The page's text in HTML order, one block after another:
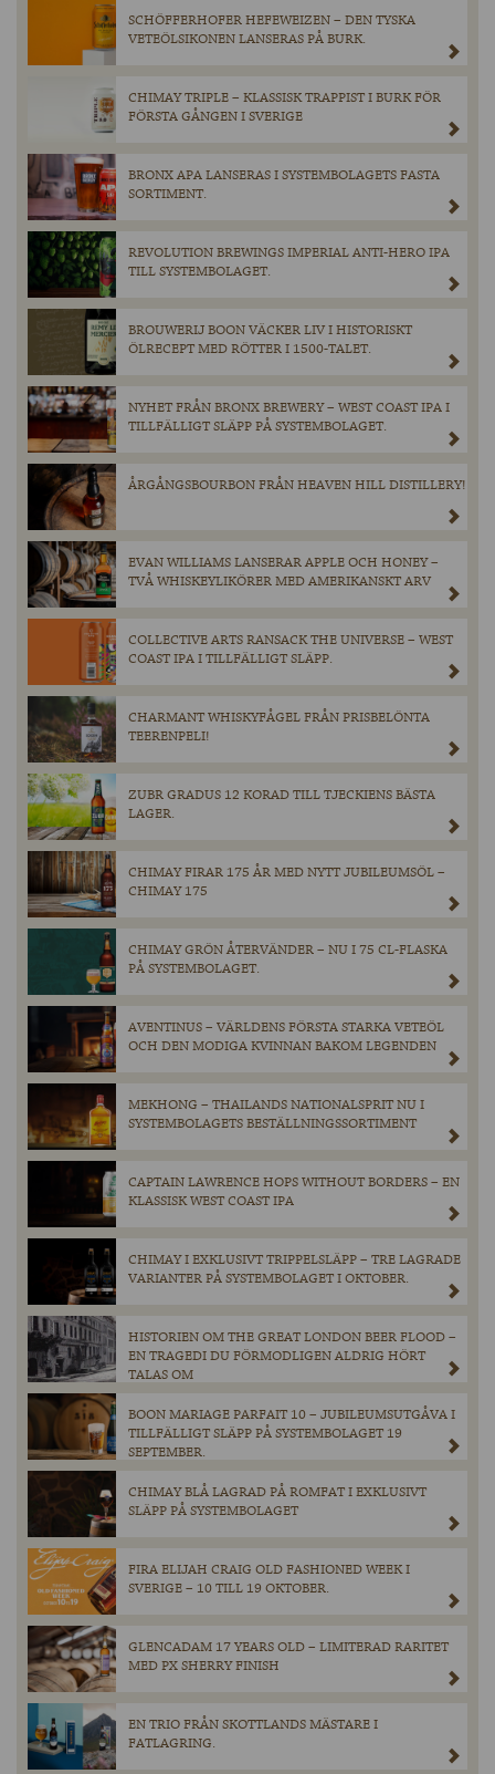
SCHÖFFERHOFER HEFEWEIZEN – DEN TYSKA
VETEÖLSIKONEN LANSERAS PÅ BURK.
CHIMAY TRIPLE – KLASSISK TRAPPIST I BURK FÖR
FÖRSTA GÅNGEN I SVERIGE
BRONX APA LANSERAS I SYSTEMBOLAGETS FASTA
SORTIMENT.
REVOLUTION BREWINGS IMPERIAL ANTI-HERO IPA
TILL SYSTEMBOLAGET.
BROUWERIJ BOON VÄCKER LIV I HISTORISKT
ÖLRECEPT MED RÖTTER I 1500-TALET.
NYHET FRÅN BRONX BREWERY – WEST COAST IPA I
TILLFÄLLIGT SLÄPP PÅ SYSTEMBOLAGET.
ÅRGÅNGSBOURBON FRÅN HEAVEN HILL DISTILLERY!
EVAN WILLIAMS LANSERAR APPLE OCH HONEY –
TVÅ WHISKEYLIKÖRER MED AMERIKANSKT ARV
COLLECTIVE ARTS RANSACK THE UNIVERSE – WEST
COAST IPA I TILLFÄLLIGT SLÄPP.
CHARMANT WHISKYFÅGEL FRÅN PRISBELÖNTA
TEERENPELI!
ZUBR GRADUS 12 KORAD TILL TJECKIENS BÄSTA
LAGER.
CHIMAY FIRAR 175 ÅR MED NYTT JUBILEUMSÖL –
CHIMAY 175
CHIMAY GRÖN ÅTERVÄNDER – NU I 75 CL-FLASKA
PÅ SYSTEMBOLAGET.
AVENTINUS – VÄRLDENS FÖRSTA STARKA VETEÖL
OCH DEN MODIGA KVINNAN BAKOM LEGENDEN
MEKHONG – THAILANDS NATIONALSPRIT NU I
SYSTEMBOLAGETS BESTÄLLNINGSSORTIMENT
CAPTAIN LAWRENCE HOPS WITHOUT BORDERS – EN
KLASSISK WEST COAST IPA
CHIMAY I EXKLUSIVT TRIPPELSLÄPP – TRE LAGRADE
VARIANTER PÅ SYSTEMBOLAGET I OKTOBER.
HISTORIEN OM THE GREAT LONDON BEER FLOOD –
EN TRAGEDI DU FÖRMODLIGEN ALDRIG HÖRT
TALAS OM
BOON MARIAGE PARFAIT 10 – JUBILEUMSUTGÅVA I
TILLFÄLLIGT SLÄPP PÅ SYSTEMBOLAGET 19
SEPTEMBER.
CHIMAY BLÅ LAGRAD PÅ ROMFAT I EXKLUSIVT
SLÄPP PÅ SYSTEMBOLAGET
FIRA ELIJAH CRAIG OLD FASHIONED WEEK I
SVERIGE – 10 TILL 19 OKTOBER.
GLENCADAM 17 YEARS OLD – LIMITERAD RARITET
MED PX SHERRY FINISH
EN TRIO FRÅN SKOTTLANDS MÄSTARE I
FATLAGRING.